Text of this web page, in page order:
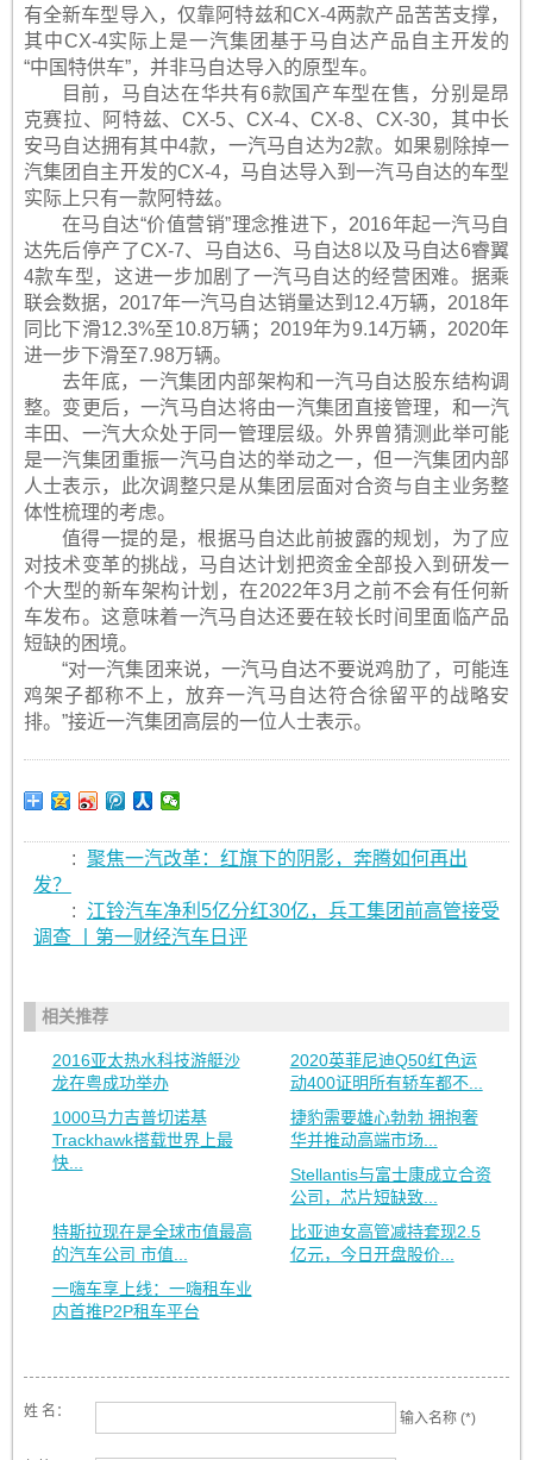
有全新车型导入，仅靠阿特兹和CX-4两款产品苦苦支撑，
其中CX-4实际上是一汽集团基于马自达产品自主开发的
“中国特供车”，并非马自达导入的原型车。
目前，马自达在华共有6款国产车型在售，分别是昂
克赛拉、阿特兹、CX-5、CX-4、CX-8、CX-30，其中长
安马自达拥有其中4款，一汽马自达为2款。如果剔除掉一
汽集团自主开发的CX-4，马自达导入到一汽马自达的车型
实际上只有一款阿特兹。
在马自达“价值营销”理念推进下，2016年起一汽马自
达先后停产了CX-7、马自达6、马自达8以及马自达6睿翼
4款车型，这进一步加剧了一汽马自达的经营困难。据乘
联会数据，2017年一汽马自达销量达到12.4万辆，2018年
同比下滑12.3%至10.8万辆；2019年为9.14万辆，2020年
进一步下滑至7.98万辆。
去年底，一汽集团内部架构和一汽马自达股东结构调
整。变更后，一汽马自达将由一汽集团直接管理，和一汽
丰田、一汽大众处于同一管理层级。外界曾猜测此举可能
是一汽集团重振一汽马自达的举动之一，但一汽集团内部
人士表示，此次调整只是从集团层面对合资与自主业务整
体性梳理的考虑。
值得一提的是，根据马自达此前披露的规划，为了应
对技术变革的挑战，马自达计划把资金全部投入到研发一
个大型的新车架构计划，在2022年3月之前不会有任何新
车发布。这意味着一汽马自达还要在较长时间里面临产品
短缺的困境。
“对一汽集团来说，一汽马自达不要说鸡肋了，可能连
鸡架子都称不上，放弃一汽马自达符合徐留平的战略安
排。”接近一汽集团高层的一位人士表示。
: 聚焦一汽改革：红旗下的阴影，奔腾如何再出
发？
:
江铃汽车净利5亿分红30亿，兵工集团前高管接受
调查 丨第一财经汽车日评
相关推荐
2016亚太热水科技游艇沙
龙在粤成功举办
2020英菲尼迪Q50红色运
动400证明所有轿车都不...
1000马力吉普切诺基
Trackhawk搭载世界上最
快...
捷豹需要雄心勃勃 拥抱奢
华并推动高端市场...
Stellantis与富士康成立合资
公司，芯片短缺致...
特斯拉现在是全球市值最高
的汽车公司 市值...
比亚迪女高管减持套现2.5
亿元，今日开盘股价...
一嗨车享上线：一嗨租车业
内首推P2P租车平台
姓 名： 输入名称 (*)